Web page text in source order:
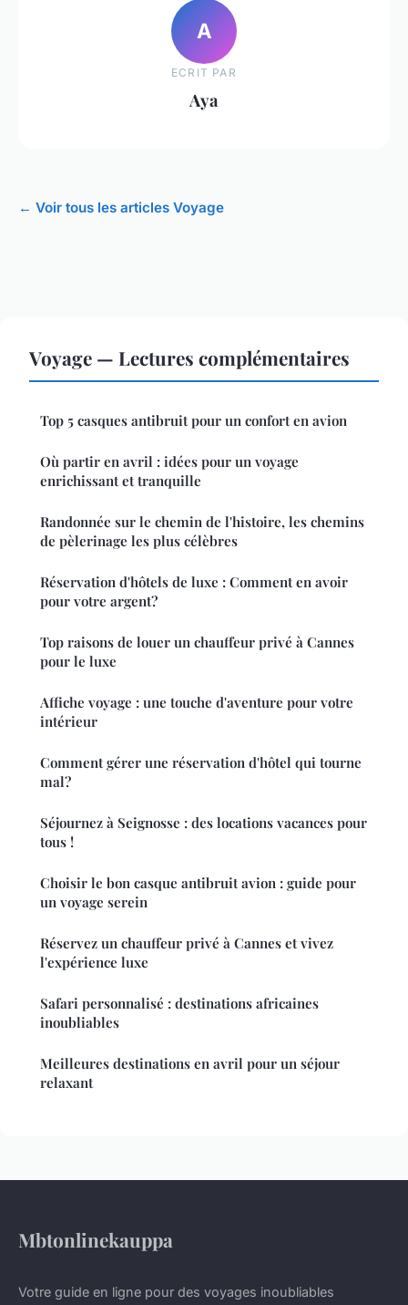
A
ECRIT PAR
Aya
← Voir tous les articles Voyage
Voyage — Lectures complémentaires
Top 5 casques antibruit pour un confort en avion
Où partir en avril : idées pour un voyage
enrichissant et tranquille
Randonnée sur le chemin de l'histoire, les chemins
de pèlerinage les plus célèbres
Réservation d'hôtels de luxe : Comment en avoir
pour votre argent?
Top raisons de louer un chauffeur privé à Cannes
pour le luxe
Affiche voyage : une touche d'aventure pour votre
intérieur
Comment gérer une réservation d'hôtel qui tourne
mal?
Séjournez à Seignosse : des locations vacances pour
tous !
Choisir le bon casque antibruit avion : guide pour
un voyage serein
Réservez un chauffeur privé à Cannes et vivez
l'expérience luxe
Safari personnalisé : destinations africaines
inoubliables
Meilleures destinations en avril pour un séjour
relaxant
Mbtonlinekauppa
Votre guide en ligne pour des voyages inoubliables